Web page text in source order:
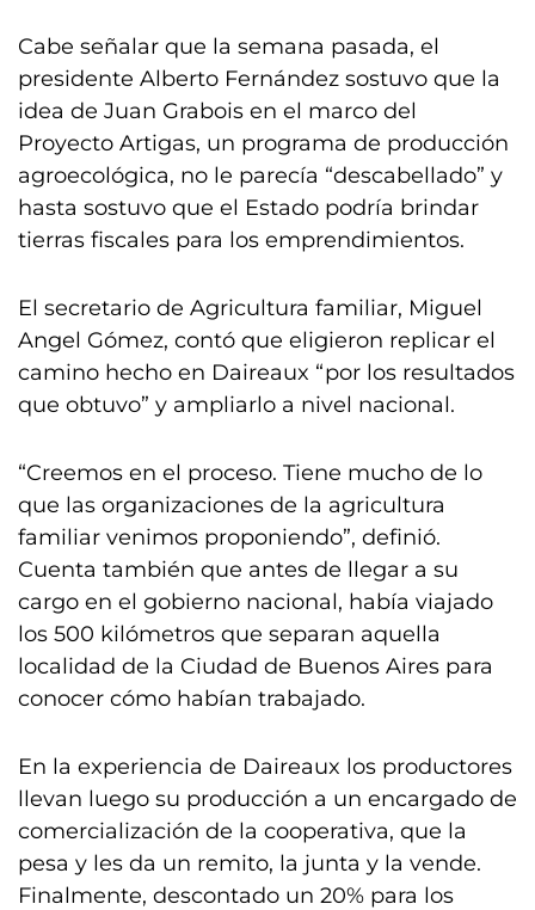
Cabe señalar que la semana pasada, el
presidente Alberto Fernández sostuvo que la
idea de Juan Grabois en el marco del
Proyecto Artigas, un programa de producción
agroecológica, no le parecía “descabellado” y
hasta sostuvo que el Estado podría brindar
tierras fiscales para los emprendimientos.
El secretario de Agricultura familiar, Miguel
Angel Gómez, contó que eligieron replicar el
camino hecho en Daireaux “por los resultados
que obtuvo” y ampliarlo a nivel nacional.
“Creemos en el proceso. Tiene mucho de lo
que las organizaciones de la agricultura
familiar venimos proponiendo”, definió.
Cuenta también que antes de llegar a su
cargo en el gobierno nacional, había viajado
los 500 kilómetros que separan aquella
localidad de la Ciudad de Buenos Aires para
conocer cómo habían trabajado.
En la experiencia de Daireaux los productores
llevan luego su producción a un encargado de
comercialización de la cooperativa, que la
pesa y les da un remito, la junta y la vende.
Finalmente, descontado un 20% para los